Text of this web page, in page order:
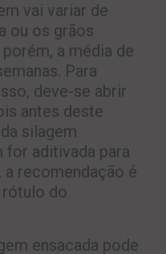
vai variar de
ou os grãos
a média de
Para
deve-se abrir
antes deste
silagem
for aditivada para
recomendação é
do
ensacada pode